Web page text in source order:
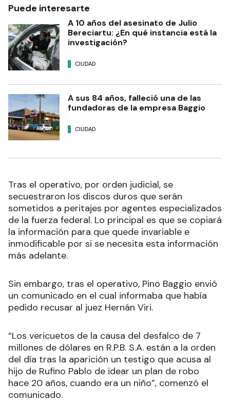
Puede interesarte
A 10 años del asesinato de Julio
Bereciartu: ¿En qué instancia está la
investigación?
CIUDAD
A sus 84 años, falleció una de las
fundadoras de la empresa Baggio
CIUDAD
Tras el operativo, por orden judicial, se
secuestraron los discos duros que serán
sometidos a peritajes por agentes especializados
de la fuerza federal. Lo principal es que se copiará
la información para que quede invariable e
inmodificable por si se necesita esta información
más adelante.
Sin embargo, tras el operativo, Pino Baggio envió
un comunicado en el cual informaba que había
pedido recusar al juez Hernán Viri.
“Los vericuetos de la causa del desfalco de 7
millones de dólares en R.P.B. S.A. están a la orden
del día tras la aparición un testigo que acusa al
hijo de Rufino Pablo de idear un plan de robo
hace 20 años, cuando era un niño”, comenzó el
comunicado.